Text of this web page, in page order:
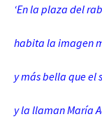
‘En la plaza del
habita la imagen
y más bella que el
y la llaman María